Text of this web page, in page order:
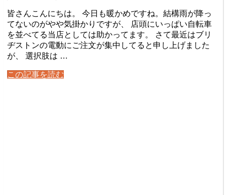
皆さんこんにちは。 今日も暖かめですね。結構雨が降っ
てないのがやや気掛かりですが、 店頭にいっぱい自転車
を並べてる当店としては助かってます。 さて最近はブリ
ヂストンの電動にご注文が集中してると申し上げました
が、 選択肢は …
この記事を読む